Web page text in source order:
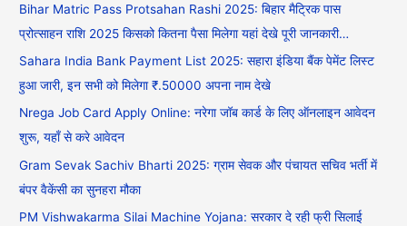
Bihar Matric Pass Protsahan Rashi 2025: बिहार मैट्रिक पास
प्रोत्साहन राशि 2025 किसको कितना पैसा मिलेगा यहां देखे पूरी जानकारी…
Sahara India Bank Payment List 2025: सहारा इंडिया बैंक पेमेंट लिस्ट
हुआ जारी, इन सभी को मिलेगा ₹.50000 अपना नाम देखे
Nrega Job Card Apply Online: नरेगा जॉब कार्ड के लिए ऑनलाइन आवेदन
शुरू, यहाँ से करे आवेदन
Gram Sevak Sachiv Bharti 2025: ग्राम सेवक और पंचायत सचिव भर्ती में
बंपर वैकेंसी का सुनहरा मौका
PM Vishwakarma Silai Machine Yojana: सरकार दे रही फ्री सिलाई